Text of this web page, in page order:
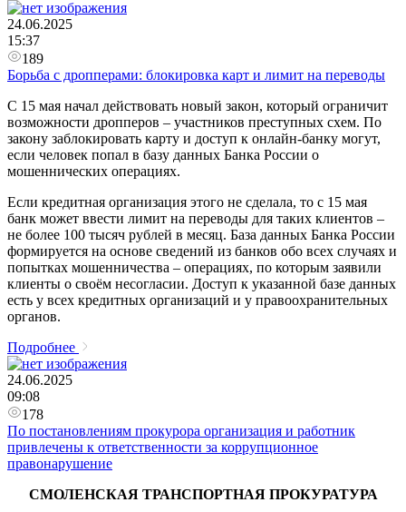
24.06.2025
15:37
189
Борьба с дропперами: блокировка карт и лимит на переводы
С 15 мая начал действовать новый закон, который ограничит
возможности дропперов – участников преступных схем. По
закону заблокировать карту и доступ к онлайн-банку могут,
если человек попал в базу данных Банка России о
мошеннических операциях.
Если кредитная организация этого не сделала, то с 15 мая
банк может ввести лимит на переводы для таких клиентов –
не более 100 тысяч рублей в месяц. База данных Банка России
формируется на основе сведений из банков обо всех случаях и
попытках мошенничества – операциях, по которым заявили
клиенты о своём несогласии. Доступ к указанной базе данных
есть у всех кредитных организаций и у правоохранительных
органов.
Подробнее
24.06.2025
09:08
178
По постановлениям прокурора организация и работник
привлечены к ответственности за коррупционное
правонарушение
СМОЛЕНСКАЯ ТРАНСПОРТНАЯ ПРОКУРАТУРА